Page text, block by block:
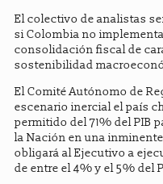
El colectivo de analistas
si Colombia no
consolidación fiscal de
sostenibilidad
El Comité Autónomo de
escenario inercial el país
permitido del 71% del PIB
la Nación en una
obligará al Ejecutivo a
de entre el 4% y el 5% del